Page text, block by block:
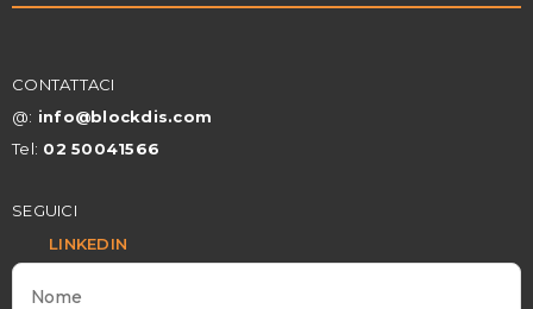
CONTATTACI
@: info@blockdis.com
Tel: 02 50041566
SEGUICI
LINKEDIN